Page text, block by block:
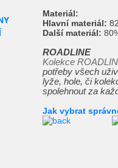
Materiál:
Hlavní materiál:
Další materiál:
ROADLINE
Kolekce
potřeby všech
lyže, hole, či
spolehnout za
Jak vybrat